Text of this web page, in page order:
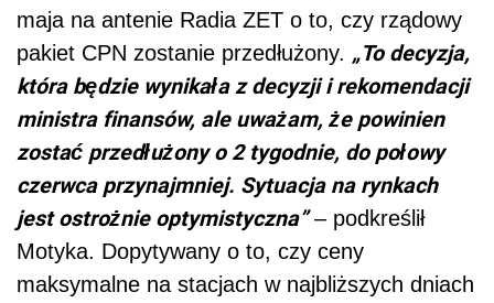
maja na antenie Radia ZET o to, czy rządowy
pakiet CPN zostanie przedłużony. „To decyzja,
która będzie wynikała z decyzji i rekomendacji
ministra finansów, ale uważam, że powinien
zostać przedłużony o 2 tygodnie, do połowy
czerwca przynajmniej. Sytuacja na rynkach
jest ostrożnie optymistyczna”– podkreślił
Motyka. Dopytywany o to, czy ceny
maksymalne na stacjach w najbliższych dniach